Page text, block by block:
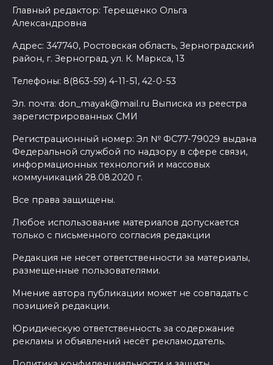
Главный редактор: Терещенко Ольга
Александровна
Адрес: 347740, Ростовская область, Зерноградский
район, г. Зерноград, ул. К. Маркса, 13
Телефоны: 8(863-59) 4-11-51, 42-0-53
Эл. почта: don_mayak@mail.ru Выписка из реестра
зарегистрированных СМИ
Регистрационный номер: Эл № ФС77-79029 выдана
Федеральной службой по надзору в сфере связи,
информационных технологий и массовых
коммуникаций 28.08.2020 г.
Все права защищены.
Любое использование материалов допускается
только с письменного согласия редакции
Редакция не несет ответственности за материалы,
размещенные пользователями.
Мнение автора публикации может не совпадать с
позицией редакции.
Юридическую ответственность за содержание
рекламы и объявлений несёт рекламодатель.